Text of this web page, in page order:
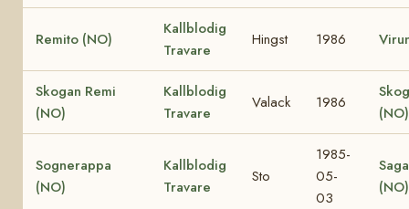
Remito (NO)
Kallblodig
Travare
Hingst 1986
Skogan Remi
(NO)
Kallblodig
Travare
Valack 1986
(NO)
Sognerappa
(NO)
Kallblodig
Travare
Sto
1985-
05-
03
(NO)